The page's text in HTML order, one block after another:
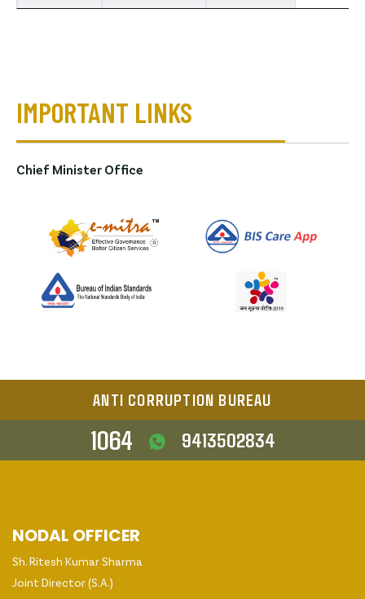
IMPORTANT LINKS
Chief Minister Office
ANTI CORRUPTION BUREAU
1064 9413502834
NODAL OFFICER
Sh. Ritesh Kumar Sharma
Joint Director (S.A.)